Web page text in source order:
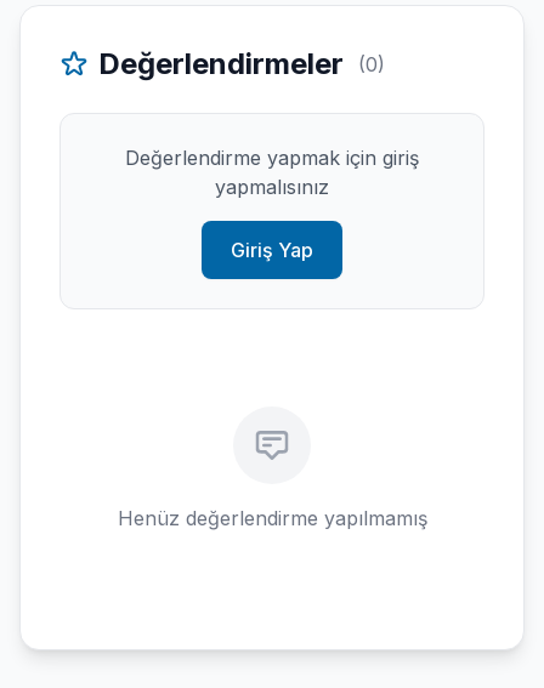
Değerlendirmeler (0)
Değerlendirme yapmak için giriş
yapmalısınız
Giriş Yap
Henüz değerlendirme yapılmamış